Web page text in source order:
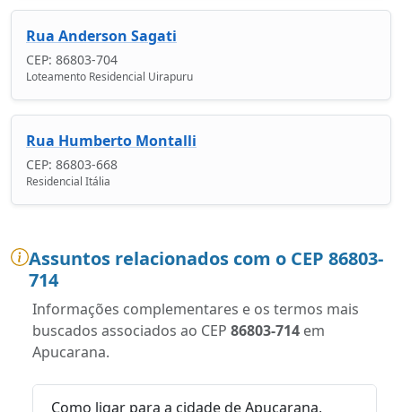
Rua Anderson Sagati
CEP: 86803-704
Loteamento Residencial Uirapuru
Rua Humberto Montalli
CEP: 86803-668
Residencial Itália
Assuntos relacionados com o CEP 86803-
714
Informações complementares e os termos mais
buscados associados ao CEP 86803-714 em
Apucarana.
Como ligar para a cidade de Apucarana,